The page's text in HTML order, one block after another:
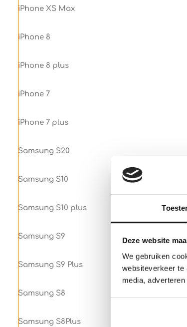
Deze website
We gebruiken
websiteverkeer te
media,
iPhone XS Max
iPhone 8
iPhone 8 plus
iPhone 7
iPhone 7 plus
Samsung S20
Samsung S10
Samsung S10 plus
Samsung S9
Samsung S9 Plus
Samsung S8
Samsung S8Plus